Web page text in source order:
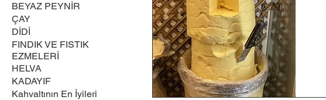
BEYAZ PEYNİR
ÇAY
DİDİ
FINDIK VE FISTIK
EZMELERİ
HELVA
KADAYIF
Kahvaltının En İyileri